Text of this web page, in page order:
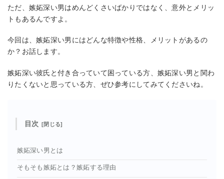
ただ、嫉妬深い男はめんどくさいばかりではなく、意外とメリッ
トもあるんですよ。
今回は、嫉妬深い男にはどんな特徴や性格、メリットがあるの
か？お話します。
嫉妬深い彼氏と付き合っていて困っている方、嫉妬深い男と関わ
りたくないと思っている方、ぜひ参考にしてみてくださいね。
目次
嫉妬深い男とは
そもそも嫉妬とは？嫉妬する理由